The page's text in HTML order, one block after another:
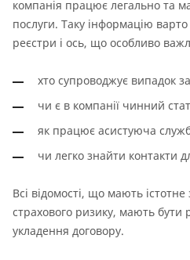
компанія працює легально та
послуги. Таку інформацію
реєстри і ось, що особливо
хто супроводжує випадок
чи є в компанії чинний
як працює асистуюча
чи легко знайти контакти
Всі відомості, що мають
страхового ризику, мають бути
укладення договору.